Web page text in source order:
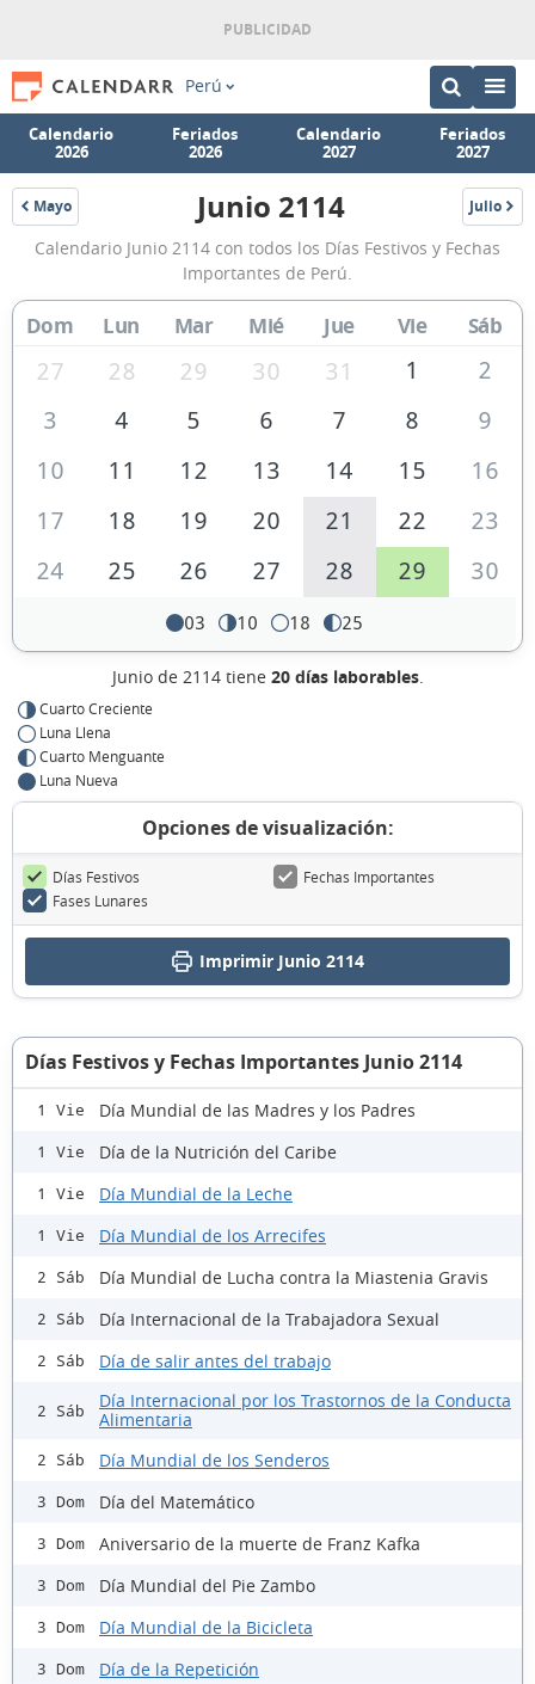
Perú
Calendario
2026
Feriados
2026
Calendario
2027
Feriados
2027
Mayo
2114
Calendario
Junio
2114
de
Perú
Junio 2114 Julio
2114
Calendario Junio 2114 con todos los Días Festivos y Fechas
Importantes de Perú.
Dom Lun Mar Mié Jue Vie Sáb
27 28 29 30 31 1
2
3
4 5 6 7 8
9
10
11 12 13 14 15
16
17
18 19 20 21 22
23
24
25 26 27 28 29 30
03 10 18 25
Junio de 2114 tiene 20 días laborables.
Cuarto Creciente
Luna Llena
Cuarto Menguante
Luna Nueva
Opciones de visualización:
Días Festivos
Fechas Importantes
Fases Lunares
Imprimir Junio 2114
Días Festivos y Fechas Importantes Junio 2114
1 Vie Día Mundial de las Madres y los Padres
1 Vie Día de la Nutrición del Caribe
1 Vie Día Mundial de la Leche
1 Vie Día Mundial de los Arrecifes
2 Sáb Día Mundial de Lucha contra la Miastenia Gravis
2 Sáb Día Internacional de la Trabajadora Sexual
2 Sáb Día de salir antes del trabajo
2 Sáb
Día Internacional por los Trastornos de la Conducta
Alimentaria
2 Sáb Día Mundial de los Senderos
3 Dom Día del Matemático
3 Dom Aniversario de la muerte de Franz Kafka
3 Dom Día Mundial del Pie Zambo
3 Dom Día Mundial de la Bicicleta
3 Dom Día de la Repetición